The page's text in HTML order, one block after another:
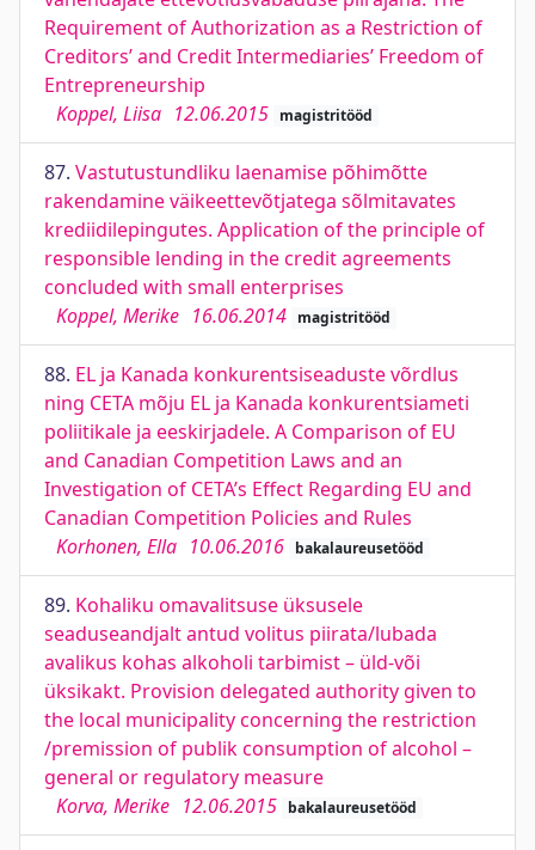
Requirement of Authorization as a Restriction of
Creditors’ and Credit Intermediaries’ Freedom of
Entrepreneurship
Koppel, Liisa 12.06.2015 magistritööd
87. Vastutustundliku laenamise põhimõtte
rakendamine väikeettevõtjatega sõlmitavates
krediidilepingutes. Application of the principle of
responsible lending in the credit agreements
concluded with small enterprises
Koppel, Merike 16.06.2014 magistritööd
88. EL ja Kanada konkurentsiseaduste võrdlus
ning CETA mõju EL ja Kanada konkurentsiameti
poliitikale ja eeskirjadele. A Comparison of EU
and Canadian Competition Laws and an
Investigation of CETA’s Effect Regarding EU and
Canadian Competition Policies and Rules
Korhonen, Ella 10.06.2016 bakalaureusetööd
89. Kohaliku omavalitsuse üksusele
seaduseandjalt antud volitus piirata/lubada
avalikus kohas alkoholi tarbimist – üld-või
üksikakt. Provision delegated authority given to
the local municipality concerning the restriction
/premission of publik consumption of alcohol –
general or regulatory measure
Korva, Merike 12.06.2015 bakalaureusetööd